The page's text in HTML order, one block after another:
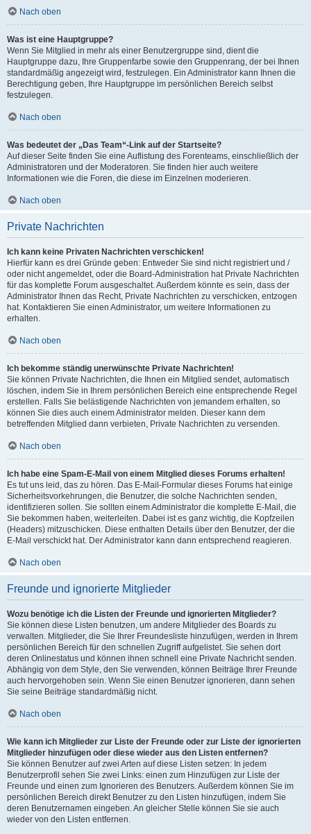
Nach oben
Was ist eine Hauptgruppe?
Wenn Sie Mitglied in mehr als einer Benutzergruppe sind, dient die
Hauptgruppe dazu, Ihre Gruppenfarbe sowie den Gruppenrang, der bei Ihnen
standardmäßig angezeigt wird, festzulegen. Ein Administrator kann Ihnen die
Berechtigung geben, Ihre Hauptgruppe im persönlichen Bereich selbst
festzulegen.
Nach oben
Was bedeutet der „Das Team“-Link auf der Startseite?
Auf dieser Seite finden Sie eine Auflistung des Forenteams, einschließlich der
Administratoren und der Moderatoren. Sie finden hier auch weitere
Informationen wie die Foren, die diese im Einzelnen moderieren.
Nach oben
Private Nachrichten
Ich kann keine Privaten Nachrichten verschicken!
Hierfür kann es drei Gründe geben: Entweder Sie sind nicht registriert und /
oder nicht angemeldet, oder die Board-Administration hat Private Nachrichten
für das komplette Forum ausgeschaltet. Außerdem könnte es sein, dass der
Administrator Ihnen das Recht, Private Nachrichten zu verschicken, entzogen
hat. Kontaktieren Sie einen Administrator, um weitere Informationen zu
erhalten.
Nach oben
Ich bekomme ständig unerwünschte Private Nachrichten!
Sie können Private Nachrichten, die Ihnen ein Mitglied sendet, automatisch
löschen, indem Sie in Ihrem persönlichen Bereich eine entsprechende Regel
erstellen. Falls Sie belästigende Nachrichten von jemandem erhalten, so
können Sie dies auch einem Administrator melden. Dieser kann dem
betreffenden Mitglied dann verbieten, Private Nachrichten zu versenden.
Nach oben
Ich habe eine Spam-E-Mail von einem Mitglied dieses Forums erhalten!
Es tut uns leid, das zu hören. Das E-Mail-Formular dieses Forums hat einige
Sicherheitsvorkehrungen, die Benutzer, die solche Nachrichten senden,
identifizieren sollen. Sie sollten einem Administrator die komplette E-Mail, die
Sie bekommen haben, weiterleiten. Dabei ist es ganz wichtig, die Kopfzeilen
(Headers) mitzuschicken. Diese enthalten Details über den Benutzer, der die
E-Mail verschickt hat. Der Administrator kann dann entsprechend reagieren.
Nach oben
Freunde und ignorierte Mitglieder
Wozu benötige ich die Listen der Freunde und ignorierten Mitglieder?
Sie können diese Listen benutzen, um andere Mitglieder des Boards zu
verwalten. Mitglieder, die Sie Ihrer Freundesliste hinzufügen, werden in Ihrem
persönlichen Bereich für den schnellen Zugriff aufgelistet. Sie sehen dort
deren Onlinestatus und können ihnen schnell eine Private Nachricht senden.
Abhängig von dem Style, den Sie verwenden, können Beiträge Ihrer Freunde
auch hervorgehoben sein. Wenn Sie einen Benutzer ignorieren, dann sehen
Sie seine Beiträge standardmäßig nicht.
Nach oben
Wie kann ich Mitglieder zur Liste der Freunde oder zur Liste der ignorierten
Mitglieder hinzufügen oder diese wieder aus den Listen entfernen?
Sie können Benutzer auf zwei Arten auf diese Listen setzen: In jedem
Benutzerprofil sehen Sie zwei Links: einen zum Hinzufügen zur Liste der
Freunde und einen zum Ignorieren des Benutzers. Außerdem können Sie im
persönlichen Bereich direkt Benutzer zu den Listen hinzufügen, indem Sie
deren Benutzernamen eingeben. An gleicher Stelle können Sie sie auch
wieder von den Listen entfernen.